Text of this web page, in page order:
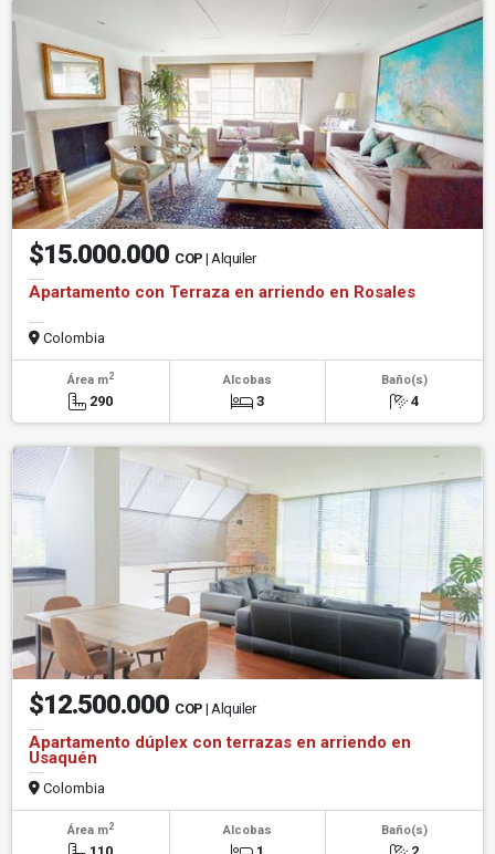
$15.000.000 COP | Alquiler
Apartamento con Terraza en arriendo en Rosales
Colombia
Área m2
290
Alcobas
3
Baño(s)
4
$12.500.000 COP | Alquiler
Apartamento dúplex con terrazas en arriendo en
Usaquén
Colombia
Área m2 Alcobas Baño(s)